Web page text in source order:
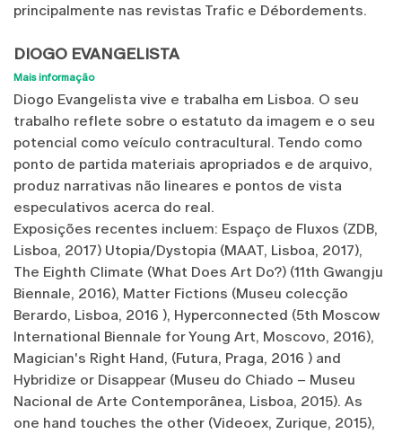
principalmente nas revistas Trafic e Débordements.
DIOGO EVANGELISTA
Mais informação
Diogo Evangelista vive e trabalha em Lisboa. O seu
trabalho reflete sobre o estatuto da imagem e o seu
potencial como veículo contracultural. Tendo como
ponto de partida materiais apropriados e de arquivo,
produz narrativas não lineares e pontos de vista
especulativos acerca do real.
Exposições recentes incluem: Espaço de Fluxos (ZDB,
Lisboa, 2017) Utopia/Dystopia (MAAT, Lisboa, 2017),
The Eighth Climate (What Does Art Do?) (11th Gwangju
Biennale, 2016), Matter Fictions (Museu colecção
Berardo, Lisboa, 2016 ), Hyperconnected (5th Moscow
International Biennale for Young Art, Moscovo, 2016),
Magician's Right Hand, (Futura, Praga, 2016 ) and
Hybridize or Disappear (Museu do Chiado – Museu
Nacional de Arte Contemporânea, Lisboa, 2015). As
one hand touches the other (Videoex, Zurique, 2015),